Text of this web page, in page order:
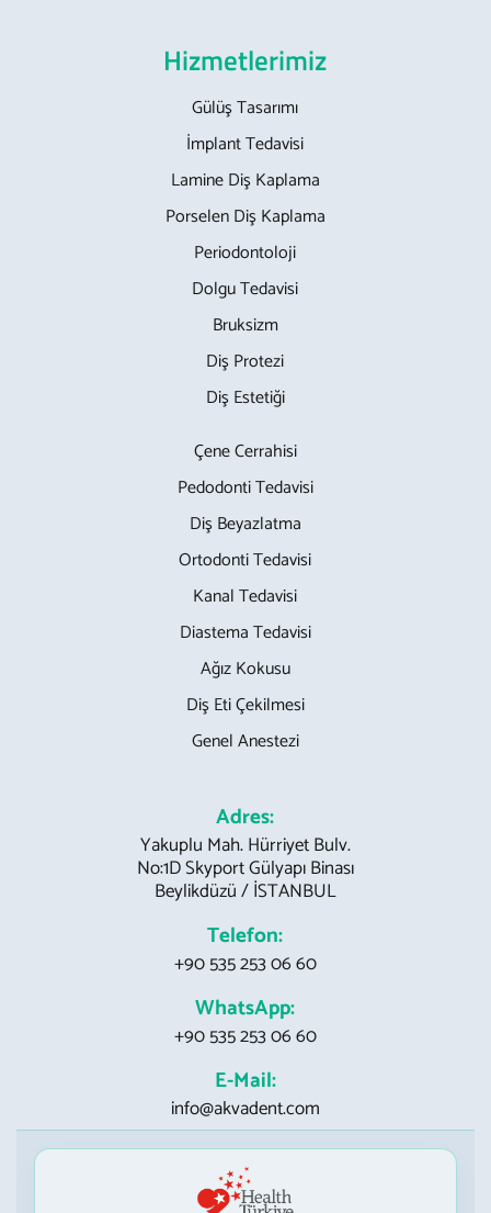
Hizmetlerimiz
Gülüş Tasarımı
İmplant Tedavisi
Lamine Diş Kaplama
Porselen Diş Kaplama
Periodontoloji
Dolgu Tedavisi
Bruksizm
Diş Protezi
Diş Estetiği
Çene Cerrahisi
Pedodonti Tedavisi
Diş Beyazlatma
Ortodonti Tedavisi
Kanal Tedavisi
Diastema Tedavisi
Ağız Kokusu
Diş Eti Çekilmesi
Genel Anestezi
Adres:
Yakuplu Mah. Hürriyet Bulv.
No:1D Skyport Gülyapı Binası
Beylikdüzü / İSTANBUL
Telefon:
+90 535 253 06 60
WhatsApp:
+90 535 253 06 60
E-Mail:
info@akvadent.com